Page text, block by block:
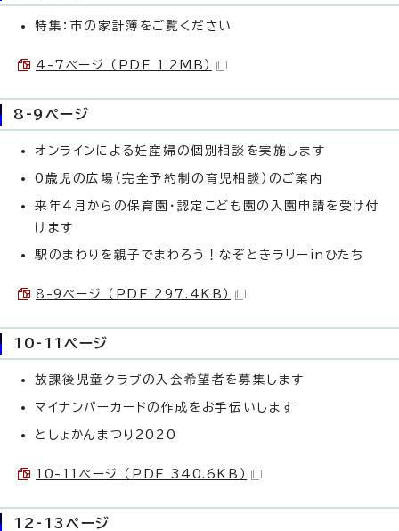
特集：市の家計簿をご覧ください
4-7ページ （PDF 1.2MB）
8-9ページ
オンラインによる妊産婦の個別相談を実施します
0歳児の広場（完全予約制の育児相談）のご案内
来年4月からの保育園・認定こども園の入園申請を受け付
けます
駅のまわりを親子でまわろう！なぞときラリーinひたち
8-9ページ （PDF 297.4KB）
10-11ページ
放課後児童クラブの入会希望者を募集します
マイナンバーカードの作成をお手伝いします
としょかんまつり2020
10-11ページ （PDF 340.6KB）
12-13ページ